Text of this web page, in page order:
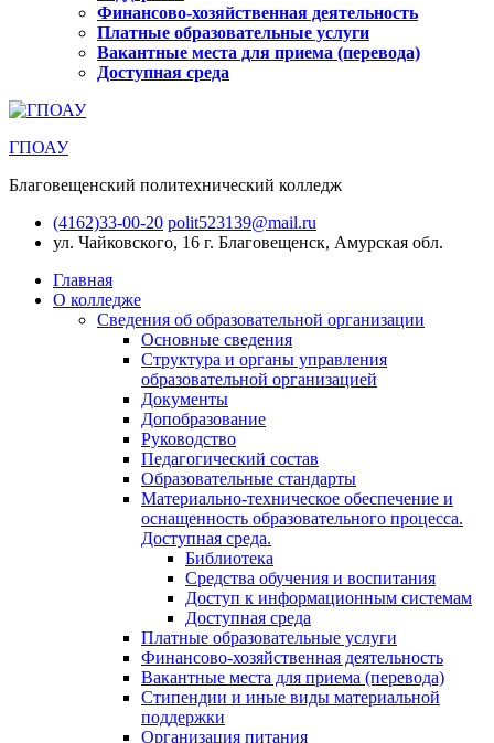
Финансово-хозяйственная деятельность
Платные образовательные услуги
Вакантные места для приема (перевода)
Доступная среда
ГПОАУ
Благовещенский политехнический колледж
(4162)33-00-20 polit523139@mail.ru
ул. Чайковского, 16 г. Благовещенск, Амурская обл.
Главная
О колледже
Сведения об образовательной организации
Основные сведения
Структура и органы управления
образовательной организацией
Документы
Допобразование
Руководство
Педагогический состав
Образовательные стандарты
Материально-техническое обеспечение и
оснащенность образовательного процесса.
Доступная среда.
Библиотека
Средства обучения и воспитания
Доступ к информационным системам
Доступная среда
Платные образовательные услуги
Финансово-хозяйственная деятельность
Вакантные места для приема (перевода)
Стипендии и иные виды материальной
поддержки
Организация питания